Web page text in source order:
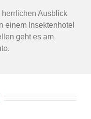
herrlichen Ausblick
einem Insektenhotel
geht es am